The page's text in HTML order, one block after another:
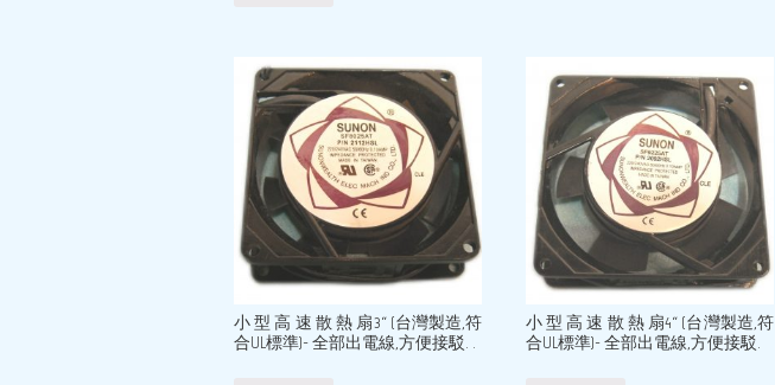
小 型 高 速 散 熱 扇3“ (台灣製造,符
合UL標準)- 全部出電線,方便接駁. .
小 型 高 速 散 熱 扇4“ (台灣製造,符
合UL標準)- 全部出電線,方便接駁.